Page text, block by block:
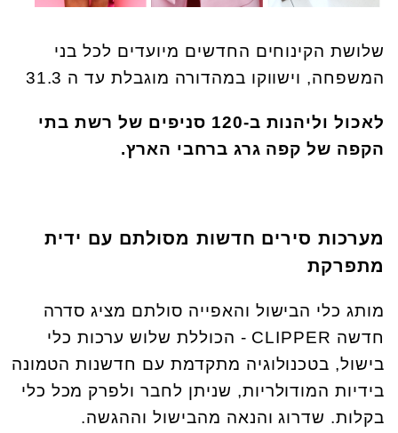
שלושת הקינוחים החדשים מיועדים לכל בני
המשפחה, וישווקו במהדורה מוגבלת עד ה 31.3
לאכול וליהנות ב-120 סניפים של רשת בתי
הקפה של קפה גרג ברחבי הארץ.
מערכות סירים חדשות מסולתם עם ידית
מתפרקת
מותג כלי הבישול והאפייה סולתם מציג סדרה
חדשה CLIPPER - הכוללת שלוש ערכות כלי
בישול, בטכנולוגיה מתקדמת עם חדשנות הטמונה
בידיות המודולריות, שניתן לחבר ולפרק מכל כלי
בקלות. שדרוג והנאה מהבישול וההגשה.